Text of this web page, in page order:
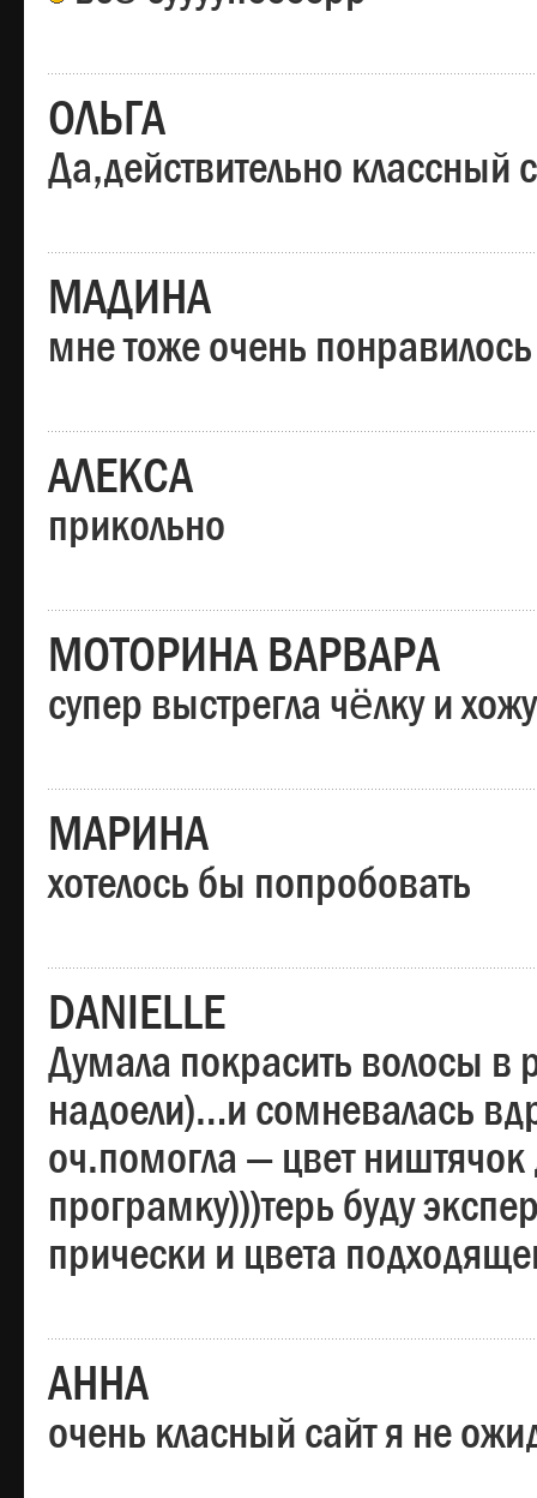
ОЛЬГА
Да,действительно классный
МАДИНА
мне тоже очень
АЛЕКСА
прикольно
МОТОРИНА ВАРВАРА
супер выстрегла чёлку и
МАРИНА
хотелось бы попробовать
DANIELLE
Думала покрасить волосы
надоели)…и сомневалась
оч.помогла — цвет
програмку)))терь буду
прически и цвета
АННА
очень класный сайт я не